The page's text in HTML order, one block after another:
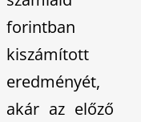
forintban
kiszámított
eredményét,
akár az előző